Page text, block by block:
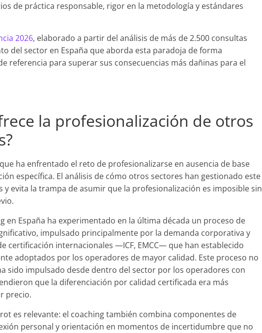
de práctica responsable, rigor en la metodología y estándares
2026, elaborado a partir del análisis de más de 2.500 consultas
del sector en España que aborda esta paradoja de forma
referencia para superar sus consecuencias más dañinas para el
la profesionalización de otros
ha enfrentado el reto de profesionalizarse en ausencia de base
específica. El análisis de cómo otros sectores han gestionado este
y evita la trampa de asumir que la profesionalización es imposible sin
en España ha experimentado en la última década un proceso de
impulsado principalmente por la demanda corporativa y
certificación internacionales —ICF, EMCC— que han establecido
adoptados por los operadores de mayor calidad. Este proceso no
sido impulsado desde dentro del sector por los operadores con
que la diferenciación por calidad certificada era más
precio.
es relevante: el coaching también combina componentes de
personal y orientación en momentos de incertidumbre que no